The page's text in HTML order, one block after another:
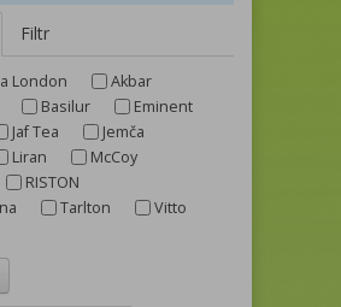
Filtr
London
Akbar
Basilur
Eminent
Jaf Tea
Jemča
Liran
McCoy
RISTON
Tarlton
Vitto